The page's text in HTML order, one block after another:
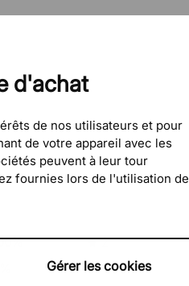
d'achat
de nos utilisateurs et pour
de votre appareil avec les
peuvent à leur tour
fournies lors de l'utilisation de
Gérer les cookies
2
1